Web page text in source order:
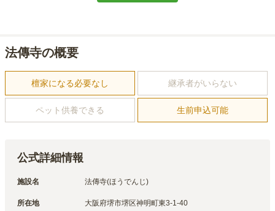
法傳寺の概要
檀家になる必要なし 継承者がいらない
ペット供養できる 生前申込可能
公式詳細情報
施設名 法傳寺(ほうでんじ)
所在地 大阪府堺市堺区神明町東3-1-40